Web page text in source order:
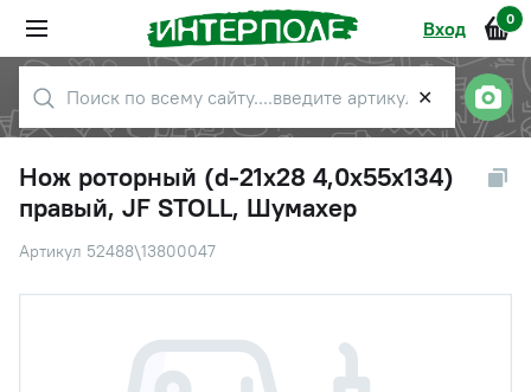
Вход 0
✕
Нож роторный (d-21х28 4,0х55х134)
правый, JF STOLL, Шумахер
Артикул 52488\13800047